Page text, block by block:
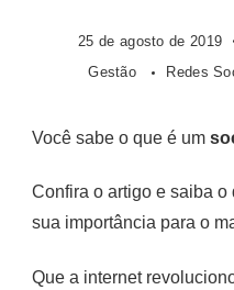
25 de agosto de 2019
Gestão
Redes
Você sabe o que é um
Confira o artigo e saiba o
sua importância para o
Que a internet